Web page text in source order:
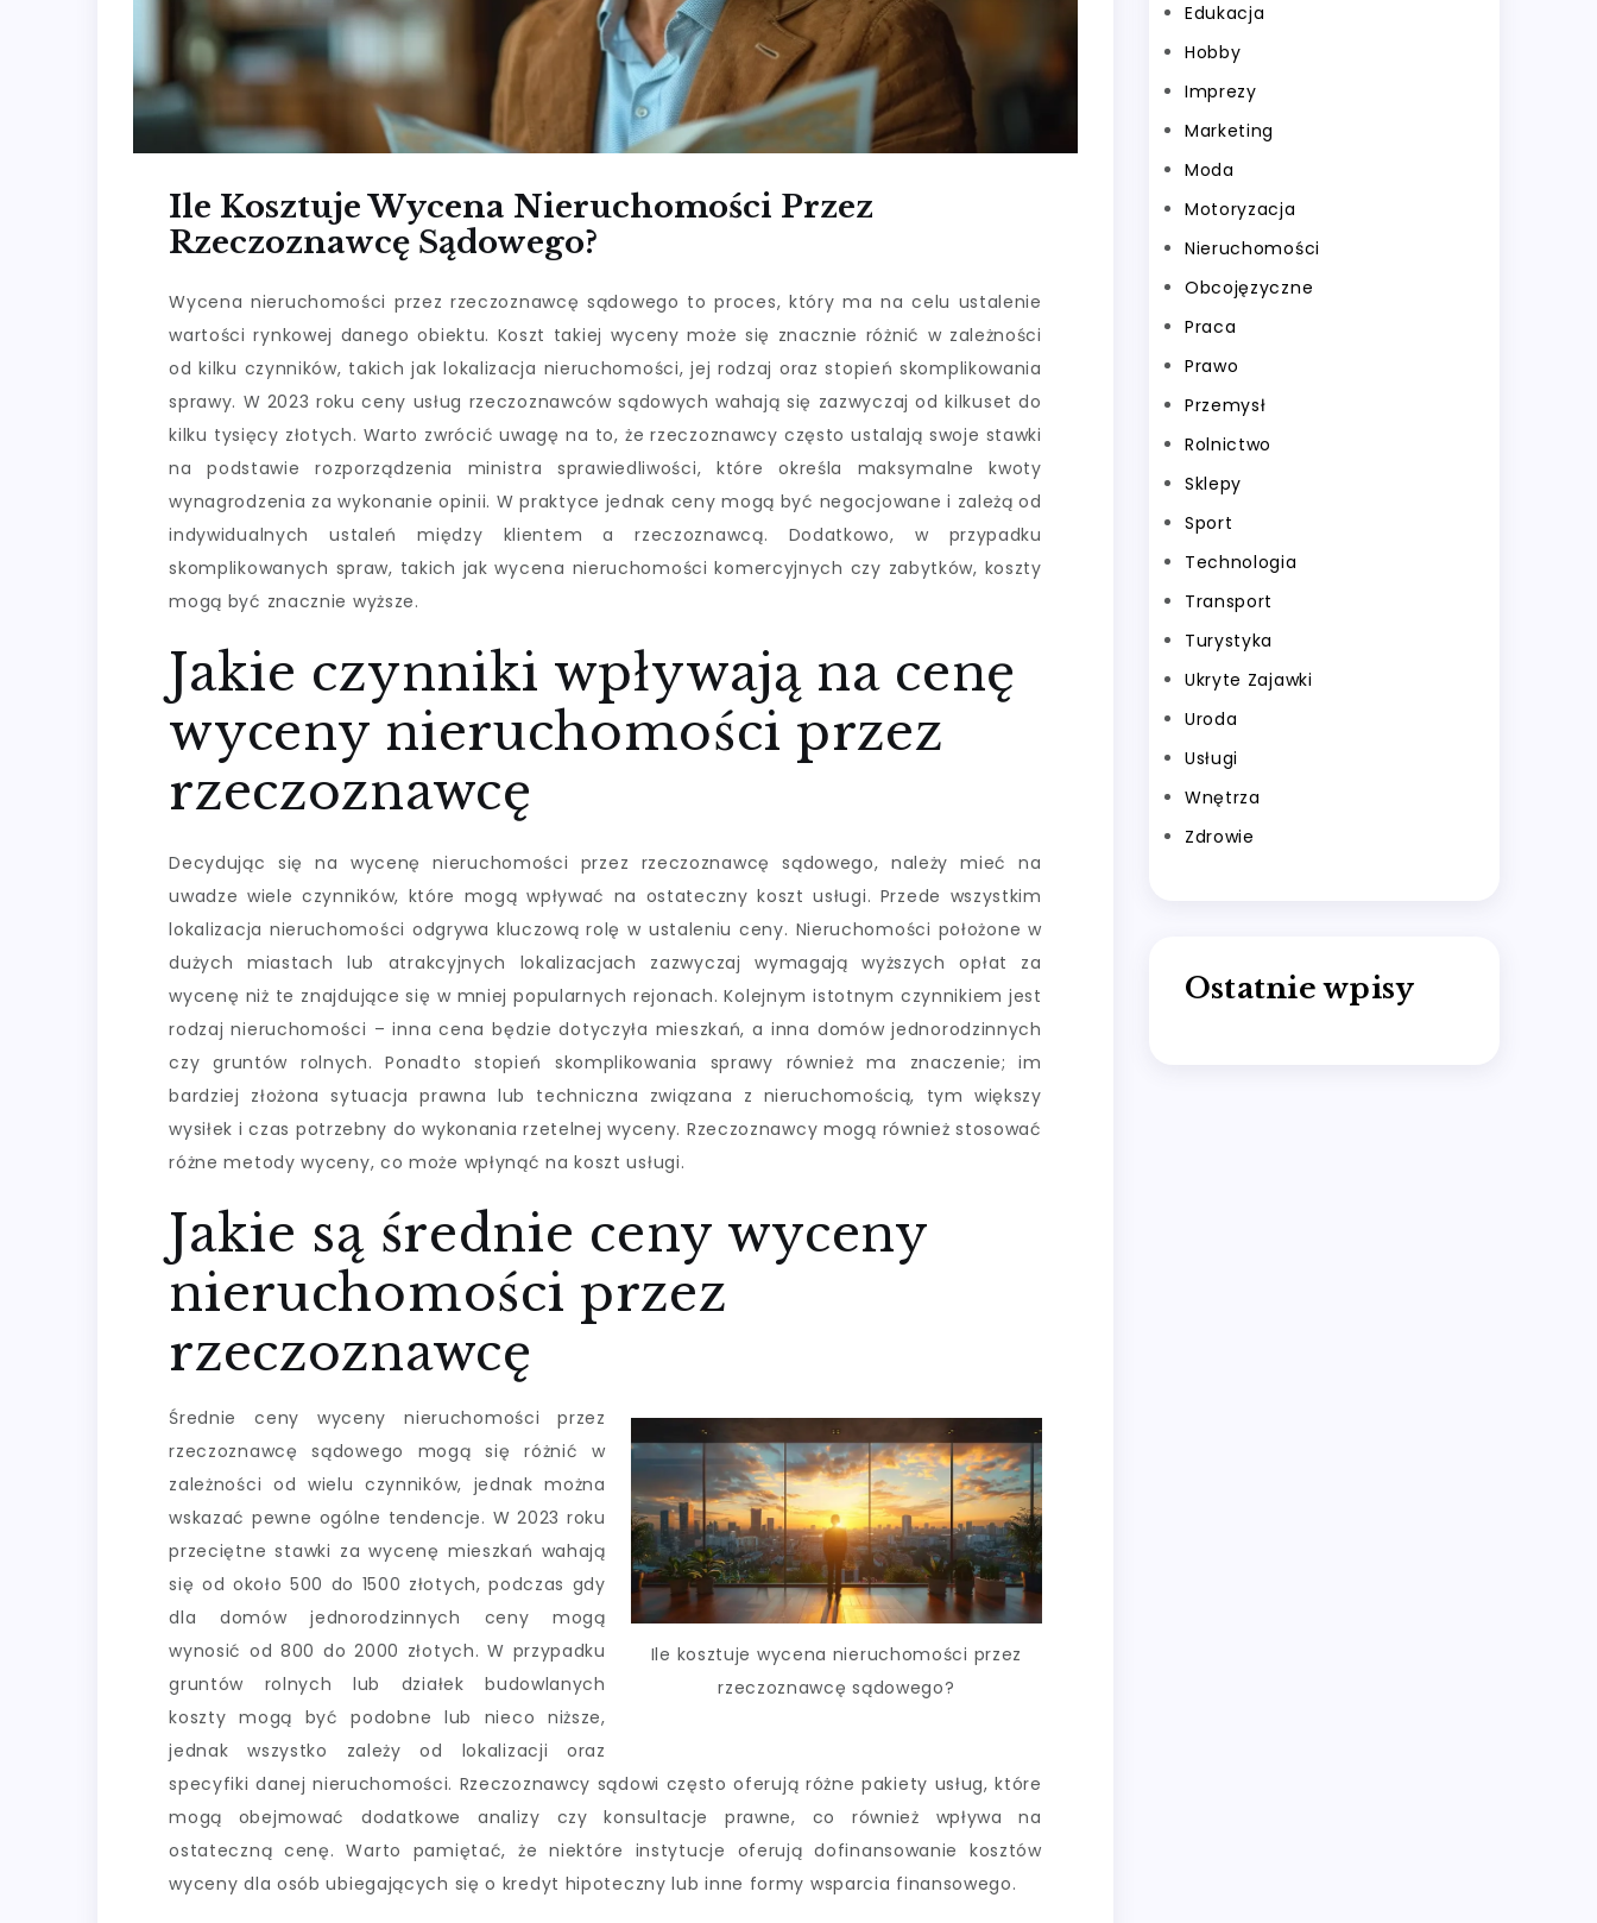
Ile Kosztuje Wycena Nieruchomości Przez
Rzeczoznawcę Sądowego?
Wycena nieruchomości przez rzeczoznawcę sądowego to proces, który ma na celu ustalenie
wartości rynkowej danego obiektu. Koszt takiej wyceny może się znacznie różnić w zależności
od kilku czynników, takich jak lokalizacja nieruchomości, jej rodzaj oraz stopień skomplikowania
sprawy. W 2023 roku ceny usług rzeczoznawców sądowych wahają się zazwyczaj od kilkuset do
kilku tysięcy złotych. Warto zwrócić uwagę na to, że rzeczoznawcy często ustalają swoje stawki
na podstawie rozporządzenia ministra sprawiedliwości, które określa maksymalne kwoty
wynagrodzenia za wykonanie opinii. W praktyce jednak ceny mogą być negocjowane i zależą od
indywidualnych ustaleń między klientem a rzeczoznawcą. Dodatkowo, w przypadku
skomplikowanych spraw, takich jak wycena nieruchomości komercyjnych czy zabytków, koszty
mogą być znacznie wyższe.
Jakie czynniki wpływają na cenę
wyceny nieruchomości przez
rzeczoznawcę
Decydując się na wycenę nieruchomości przez rzeczoznawcę sądowego, należy mieć na
uwadze wiele czynników, które mogą wpływać na ostateczny koszt usługi. Przede wszystkim
lokalizacja nieruchomości odgrywa kluczową rolę w ustaleniu ceny. Nieruchomości położone w
dużych miastach lub atrakcyjnych lokalizacjach zazwyczaj wymagają wyższych opłat za
wycenę niż te znajdujące się w mniej popularnych rejonach. Kolejnym istotnym czynnikiem jest
rodzaj nieruchomości – inna cena będzie dotyczyła mieszkań, a inna domów jednorodzinnych
czy gruntów rolnych. Ponadto stopień skomplikowania sprawy również ma znaczenie; im
bardziej złożona sytuacja prawna lub techniczna związana z nieruchomością, tym większy
wysiłek i czas potrzebny do wykonania rzetelnej wyceny. Rzeczoznawcy mogą również stosować
różne metody wyceny, co może wpłynąć na koszt usługi.
Jakie są średnie ceny wyceny
nieruchomości przez
rzeczoznawcę
Ile kosztuje wycena nieruchomości przez
rzeczoznawcę sądowego?
Średnie ceny wyceny nieruchomości przez
rzeczoznawcę sądowego mogą się różnić w
zależności od wielu czynników, jednak można
wskazać pewne ogólne tendencje. W 2023 roku
przeciętne stawki za wycenę mieszkań wahają
się od około 500 do 1500 złotych, podczas gdy
dla domów jednorodzinnych ceny mogą
wynosić od 800 do 2000 złotych. W przypadku
gruntów rolnych lub działek budowlanych
koszty mogą być podobne lub nieco niższe,
jednak wszystko zależy od lokalizacji oraz
specyfiki danej nieruchomości. Rzeczoznawcy sądowi często oferują różne pakiety usług, które
mogą obejmować dodatkowe analizy czy konsultacje prawne, co również wpływa na
ostateczną cenę. Warto pamiętać, że niektóre instytucje oferują dofinansowanie kosztów
wyceny dla osób ubiegających się o kredyt hipoteczny lub inne formy wsparcia finansowego.
Edukacja
Hobby
Imprezy
Marketing
Moda
Motoryzacja
Nieruchomości
Obcojęzyczne
Praca
Prawo
Przemysł
Rolnictwo
Sklepy
Sport
Technologia
Transport
Turystyka
Ukryte Zajawki
Uroda
Usługi
Wnętrza
Zdrowie
Ostatnie wpisy